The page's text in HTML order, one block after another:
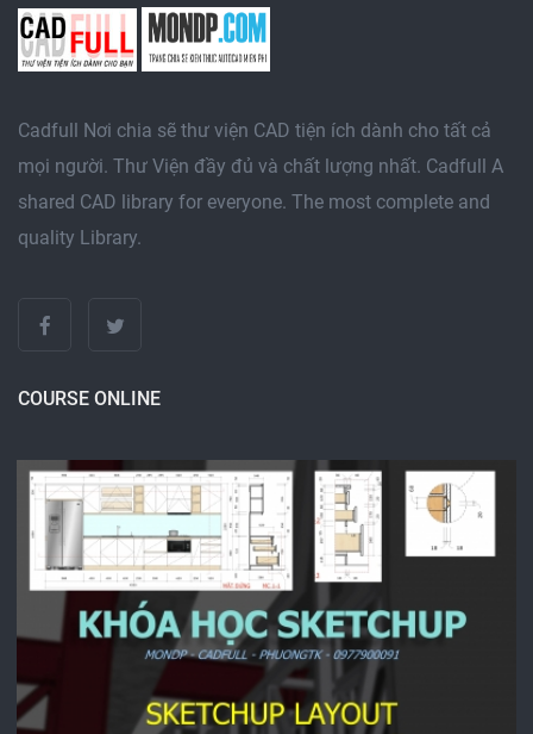
Cadfull Nơi chia sẽ thư viện CAD tiện ích dành cho tất cả
mọi người. Thư Viện đầy đủ và chất lượng nhất. Cadfull A
shared CAD library for everyone. The most complete and
quality Library.
COURSE ONLINE